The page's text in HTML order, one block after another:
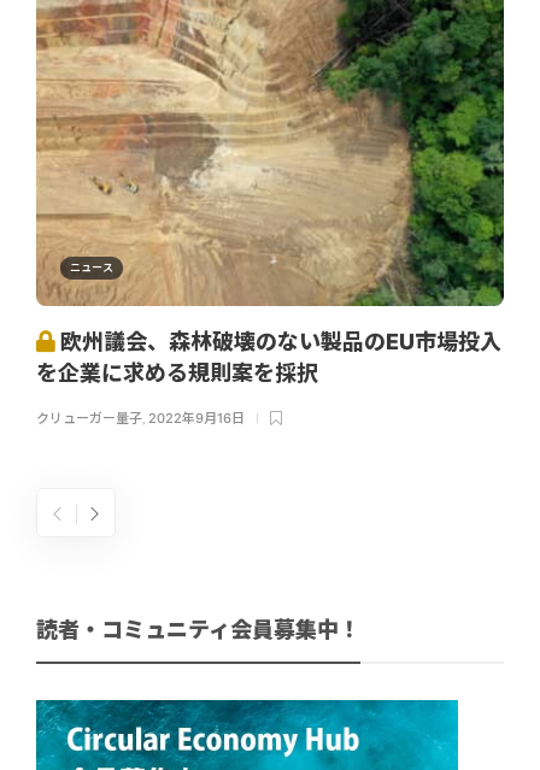
ニュース
欧州議会、森林破壊のない製品のEU市場投入
を企業に求める規則案を採択
クリューガー量子, 2022年9月16日
読者・コミュニティ会員募集中！